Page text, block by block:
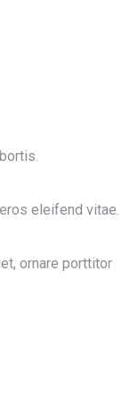
eleifend vitae.
ornare porttitor